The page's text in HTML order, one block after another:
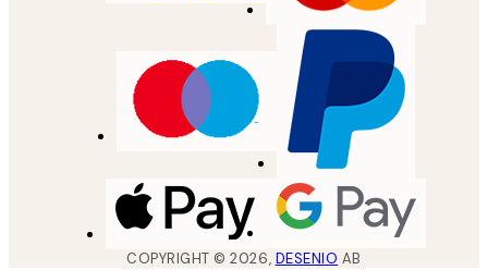
COPYRIGHT ©2026, DESENIO AB